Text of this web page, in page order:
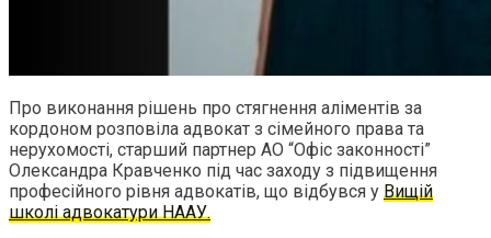
Про виконання рішень про стягнення аліментів за
кордоном розповіла адвокат з сімейного права та
нерухомості, старший партнер АО “Офіс законності”
Олександра Кравченко під час заходу з підвищення
професійного рівня адвокатів, що відбувся у Вищій
школі адвокатури НААУ.